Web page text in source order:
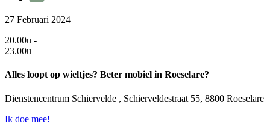
27 Februari 2024
20.00u -
23.00u
Alles loopt op wieltjes? Beter mobiel in Roeselare?
Dienstencentrum Schiervelde , Schierveldestraat 55, 8800 Roeselare
Ik doe mee!